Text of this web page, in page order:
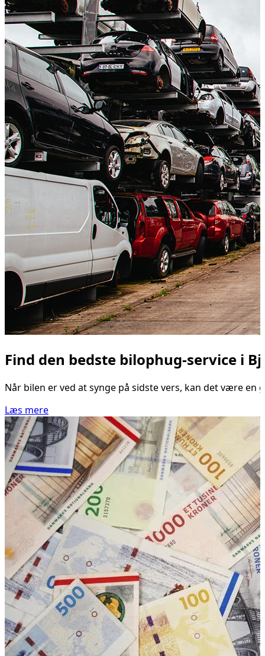
Find den bedste bilophug-service i
Når bilen er ved at synge på sidste vers, kan det være
Læs mere